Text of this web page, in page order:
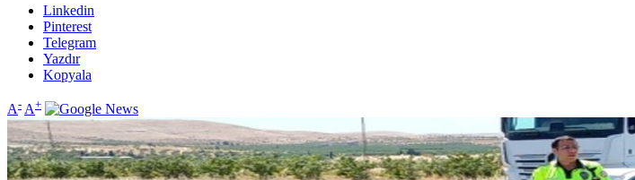
Linkedin
Pinterest
Telegram
Yazdır
Kopyala
A- A+